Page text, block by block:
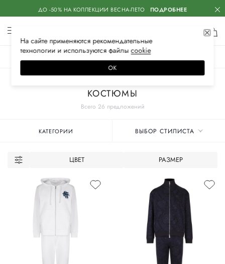
ДО -50% НА КОЛЛЕКЦИИ ВЕСНА-ЛЕТО ПОДРОБНЕЕ
Всего 26 предложений
КОСТЮМЫ
КАТЕГОРИИ ВЫБОР СТИЛИСТА
ЦВЕТ РАЗМЕР
На сайте применяются рекомендательные
технологии и используются файлысооkiе
ОК